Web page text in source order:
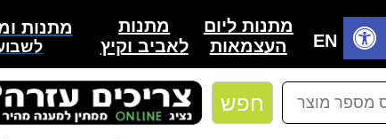
חפש
EN
מתנות
לאביב וקיץ
מתנות
מתנות ליום
העצמאות